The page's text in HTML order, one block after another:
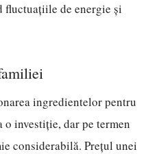
de energie și
ingredientelor pentru
o investiție, dar pe termen
considerabilă. Prețul unei